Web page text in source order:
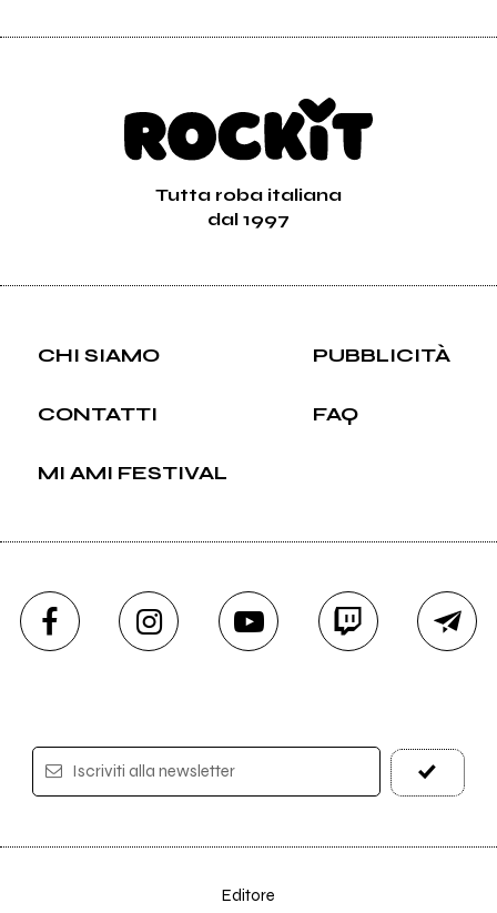
Tutta roba italiana
dal 1997
CHI SIAMO PUBBLICITÀ
CONTATTI FAQ
MI AMI FESTIVAL
Iscriviti alla newsletter
Editore